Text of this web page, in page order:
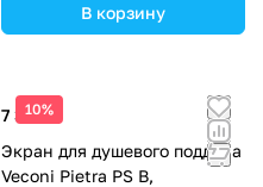
В корзину
10%
7 311 ₽
Экран для душевого поддона
Veconi Pietra PS B,